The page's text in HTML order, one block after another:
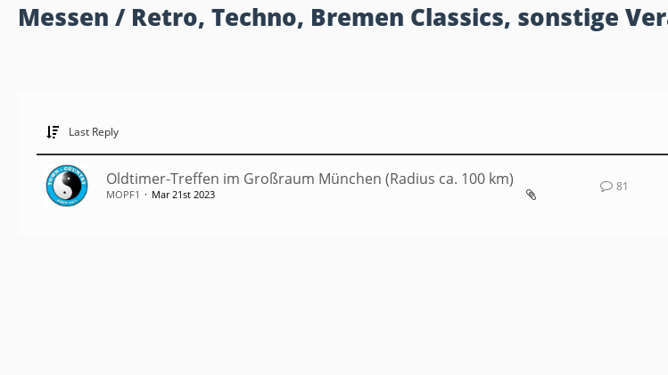
Messen / Retro, Techno, Bremen Classics, sonstige
Last Reply
Oldtimer-Treffen im Großraum München (Radius ca. 100 km)
MOPF1 Mar 21st 2023
81